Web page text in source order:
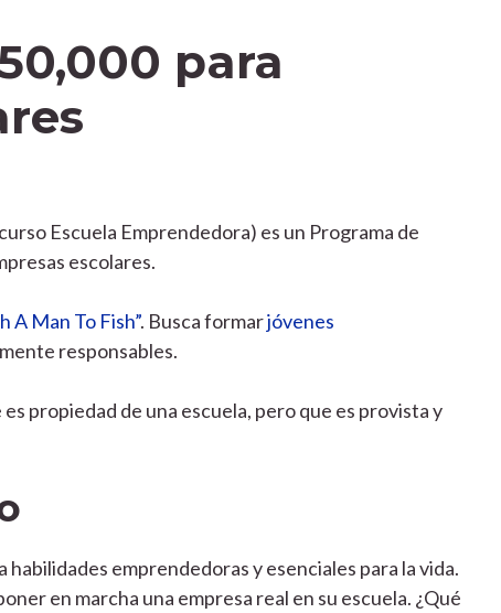
para
Escuela Emprendedora) es un Programa de
escolares.
A Man To Fish”. Busca formarjóvenes
responsables.
propiedad de una escuela, pero que es provista y
emprendedoras y esenciales para la vida.
en marcha una empresa real en su escuela. ¿Qué